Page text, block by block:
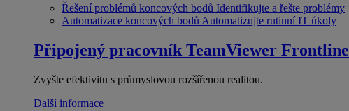
Řešení problémů koncových bodů Identifikujte a řešte problémy
Automatizace koncových bodů Automatizujte rutinní IT úkoly
Připojený pracovník TeamViewer Frontline
Zvyšte efektivitu s průmyslovou rozšířenou realitou.
Další informace